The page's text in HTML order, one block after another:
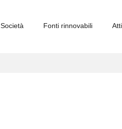
Società Fonti rinnovabili